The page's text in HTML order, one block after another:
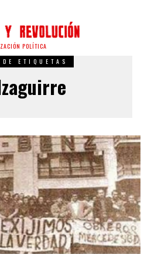
POLÍTICA
ETIQUETAS